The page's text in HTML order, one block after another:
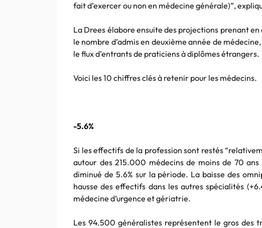
fait d’exercer ou non en médecine générale)”,
La Drees élabore ensuite des projections prenant
le nombre d’admis en deuxième année de
le flux d’entrants de praticiens à diplômes étrangers.
Voici les 10 chiffres clés à retenir pour les médecins.
-5.6%
Si les effectifs de la profession sont restés
autour des 215.000 médecins de moins de 70
diminué de 5.6% sur la période. La baisse des
hausse des effectifs dans les autres spécialités
médecine d’urgence et gériatrie.
Les 94.500 généralistes représentent le gros des